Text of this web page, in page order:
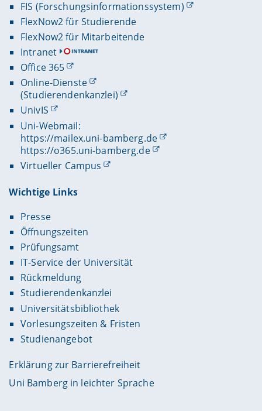
FIS (Forschungsinformationssystem)
FlexNow2 für Studierende
FlexNow2 für Mitarbeitende
Intranet
Office 365
Online-Dienste
(Studierendenkanzlei)
UnivIS
Uni-Webmail:
https://mailex.uni-bamberg.de
https://o365.uni-bamberg.de
Virtueller Campus
Wichtige Links
Presse
Öffnungszeiten
Prüfungsamt
IT-Service der Universität
Rückmeldung
Studierendenkanzlei
Universitätsbibliothek
Vorlesungszeiten & Fristen
Studienangebot
Erklärung zur Barrierefreiheit
Uni Bamberg in leichter Sprache